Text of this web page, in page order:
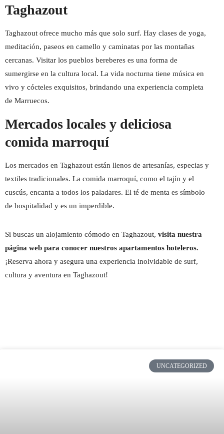
Taghazout
Taghazout ofrece mucho más que solo surf. Hay clases de yoga,
meditación, paseos en camello y caminatas por las montañas
cercanas. Visitar los pueblos bereberes es una forma de
sumergirse en la cultura local. La vida nocturna tiene música en
vivo y cócteles exquisitos, brindando una experiencia completa
de Marruecos.
Mercados locales y deliciosa
comida marroquí
Los mercados en Taghazout están llenos de artesanías, especias y
textiles tradicionales. La comida marroquí, como el tajín y el
cuscús, encanta a todos los paladares. El té de menta es símbolo
de hospitalidad y es un imperdible.
Si buscas un alojamiento cómodo en Taghazout, visita nuestra
página web para conocer nuestros apartamentos hoteleros.
¡Reserva ahora y asegura una experiencia inolvidable de surf,
cultura y aventura en Taghazout!
UNCATEGORIZED